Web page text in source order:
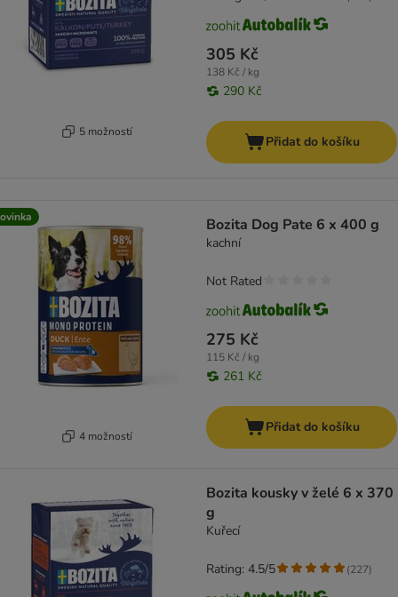
5 možností
305 Kč
138 Kč / kg
290 Kč
Přidat do košíku
4 možností
Bozita Dog Pate 6 x 400 g
kachní
275 Kč
115 Kč / kg
261 Kč
Not Rated
Přidat do košíku
Bozita kousky v želé 6 x 370
g
Kuřecí
Rating: 4.5/5 (227)